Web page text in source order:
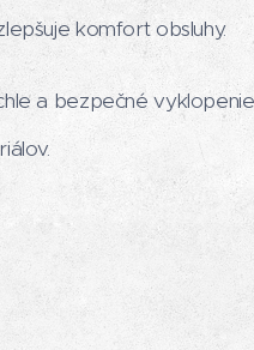
komfort obsluhy.
a bezpečné